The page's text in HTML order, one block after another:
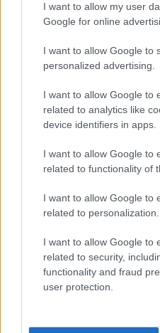
I want to allow my user
Google for online
I want to allow Google to
personalized advertising.
I want to allow Google to
related to analytics like
device identifiers in apps.
I want to allow Google to
related to functionality of
I want to allow Google to
related to personalization.
I want to allow Google to
related to security,
functionality and fraud
user protection.
Continua a leggere
TELEVISIONE